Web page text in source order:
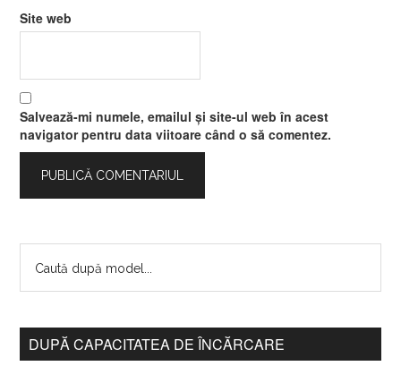
Site web
Salvează-mi numele, emailul și site-ul web în acest
navigator pentru data viitoare când o să comentez.
DUPĂ CAPACITATEA DE ÎNCĂRCARE